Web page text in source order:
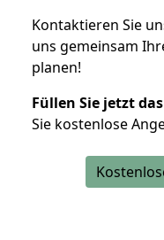
Kontaktieren Sie
uns gemeinsam
planen!
Füllen Sie jetzt
Sie kostenlose